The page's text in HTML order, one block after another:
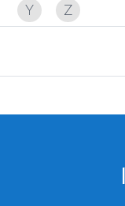
Y
Z